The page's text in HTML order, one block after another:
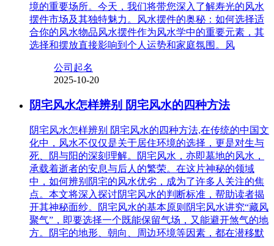
境的重要场所。今天，我们将带您深入了解寿光的风水
摆件市场及其独特魅力。风水摆件的奥秘：如何选择适
合你的风水物品风水摆件作为风水学中的重要元素，其
选择和摆放直接影响到个人运势和家庭氛围。风
公司起名
2025-10-20
阴宅风水怎样辨别 阴宅风水的四种方法
阴宅风水怎样辨别 阴宅风水的四种方法,在传统的中国文
化中，风水不仅仅是关于居住环境的选择，更是对生与
死、阴与阳的深刻理解。阴宅风水，亦即墓地的风水，
承载着逝者的安息与后人的繁荣。在这片神秘的领域
中，如何辨别阴宅的风水优劣，成为了许多人关注的焦
点。本文将深入探讨阴宅风水的判断标准，帮助读者揭
开其神秘面纱。阴宅风水的基本原则阴宅风水讲究“藏风
聚气”，即要选择一个既能保留气场，又能避开煞气的地
方。阴宅的地形、朝向、周边环境等因素，都在潜移默